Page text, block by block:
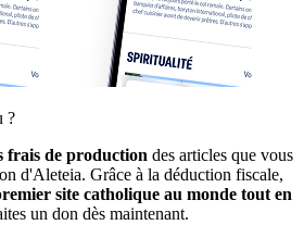
?
frais de production des articles que vous
d'Aleteia. Grâce à la déduction fiscale,
site catholique au monde tout en
un don dès maintenant.